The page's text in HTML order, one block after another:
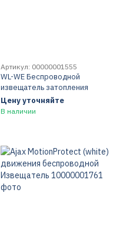
Артикул: 00000001555
WL-WE Беспроводной
извещатель затопления
Цену уточняйте
В наличии